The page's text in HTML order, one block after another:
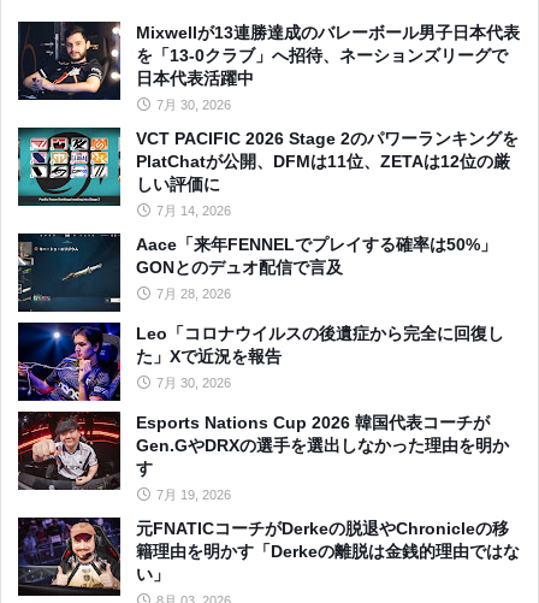
Mixwellが13連勝達成のバレーボール男子日本代表
を「13-0クラブ」へ招待、ネーションズリーグで
日本代表活躍中
7月 30, 2026
VCT PACIFIC 2026 Stage 2のパワーランキングを
PlatChatが公開、DFMは11位、ZETAは12位の厳
しい評価に
7月 14, 2026
Aace「来年FENNELでプレイする確率は50%」
GONとのデュオ配信で言及
7月 28, 2026
Leo「コロナウイルスの後遺症から完全に回復し
た」Xで近況を報告
7月 30, 2026
Esports Nations Cup 2026 韓国代表コーチが
Gen.GやDRXの選手を選出しなかった理由を明か
す
7月 19, 2026
元FNATICコーチがDerkeの脱退やChronicleの移
籍理由を明かす「Derkeの離脱は金銭的理由ではな
い」